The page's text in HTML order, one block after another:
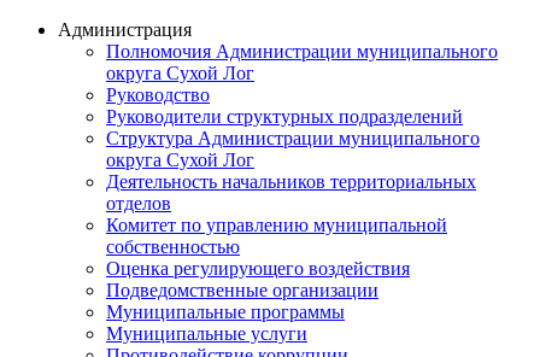
Администрация
Полномочия Администрации муниципального
округа Сухой Лог
Руководство
Руководители структурных подразделений
Структура Администрации муниципального
округа Сухой Лог
Деятельность начальников территориальных
отделов
Комитет по управлению муниципальной
собственностью
Оценка регулирующего воздействия
Подведомственные организации
Муниципальные программы
Муниципальные услуги